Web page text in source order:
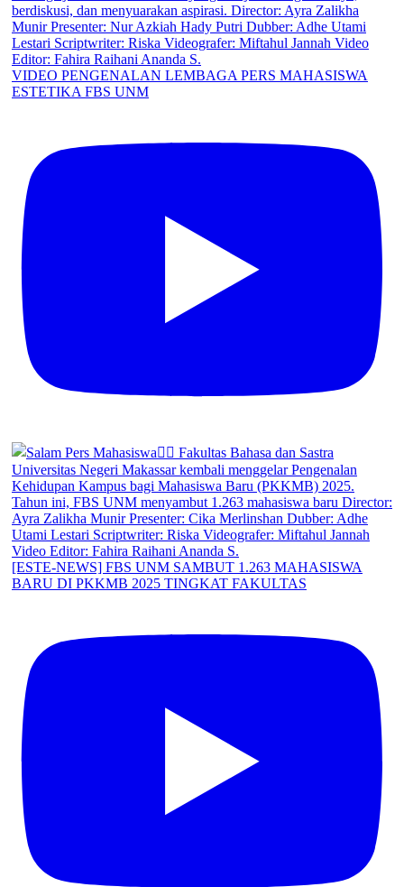
VIDEO PENGENALAN LEMBAGA PERS MAHASISWA
ESTETIKA FBS UNM
[ESTE-NEWS] FBS UNM SAMBUT 1.263 MAHASISWA
BARU DI PKKMB 2025 TINGKAT FAKULTAS